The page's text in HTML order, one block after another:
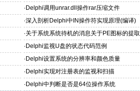
· Delphi调用unrar.dll操作rar压缩文件
·深入剖析Delphi中IN操作符实现原理(编译)
·关于系统系统待机的消息关于PE图标的提取
· Delphi监视U盘的状态代码范例
· Delphi设置系统的分辨率和颜色质量
· Delphi实现对注册表的监视和扫描
· Delphi中判断是否是64位操作系统